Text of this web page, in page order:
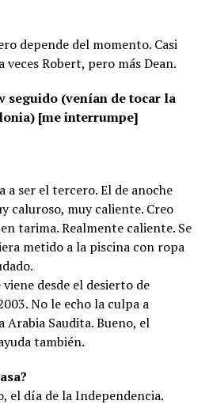
depende del momento. Casi
veces Robert, pero más Dean.
seguido (venían de tocar la
[me interrumpe]
a ser el tercero. El de anoche
caluroso, muy caliente. Creo
tarima. Realmente caliente. Se
metido a la piscina con ropa
desde el desierto de
No le echo la culpa a
Arabia Saudita. Bueno, el
también.
el día de la Independencia.